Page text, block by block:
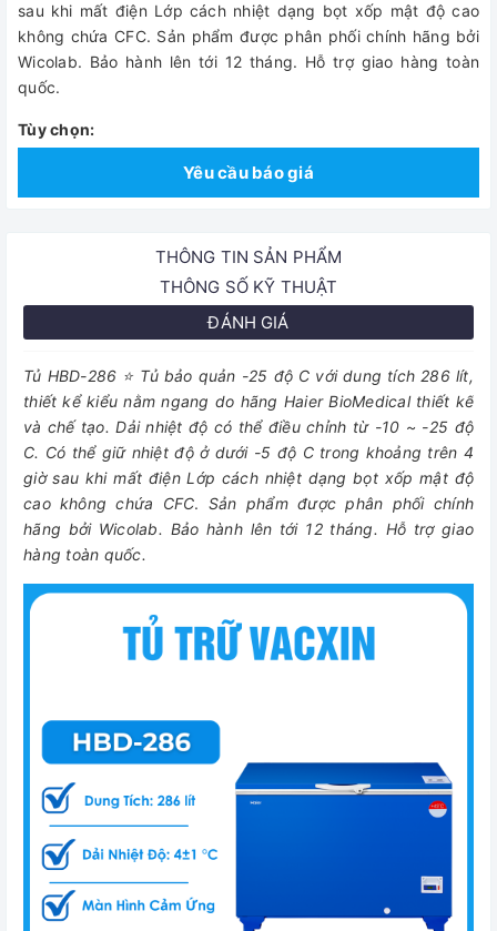
sau khi mất điện Lớp cách nhiệt dạng bọt xốp mật độ cao
không chứa CFC. Sản phẩm được phân phối chính hãng bởi
Wicolab. Bảo hành lên tới 12 tháng. Hỗ trợ giao hàng toàn
quốc.
Tùy chọn:
Yêu cầu báo giá
THÔNG TIN SẢN PHẨM
THÔNG SỐ KỸ THUẬT
ĐÁNH GIÁ
Tủ HBD-286 ⭐ Tủ bảo quản -25 độ C với dung tích 286 lít,
thiết kể kiểu nằm ngang do hãng Haier BioMedical thiết kế
và chế tạo. Dải nhiệt độ có thể điều chỉnh từ -10 ~ -25 độ
C. Có thể giữ nhiệt độ ở dưới -5 độ C trong khoảng trên 4
giờ sau khi mất điện Lớp cách nhiệt dạng bọt xốp mật độ
cao không chứa CFC. Sản phẩm được phân phối chính
hãng bởi Wicolab. Bảo hành lên tới 12 tháng. Hỗ trợ giao
hàng toàn quốc.